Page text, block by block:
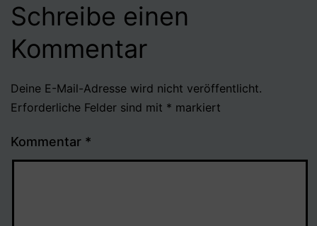
Schreibe einen
Kommentar
Deine E-Mail-Adresse wird nicht veröffentlicht.
Erforderliche Felder sind mit * markiert
Kommentar *